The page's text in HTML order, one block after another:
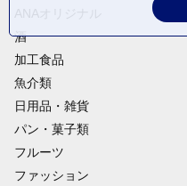
酒
加工食品
魚介類
日用品・雑貨
パン・菓子類
フルーツ
ファッション